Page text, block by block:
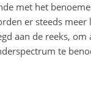
met het
er steeds meer
aan de reeks, om
te